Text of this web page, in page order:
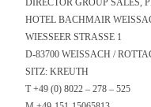
DIRECTOR GROUP SALES,
HOTEL BACHMAIR
WIESSEER STRASSE 1
D-83700 WEISSACH /
SITZ: KREUTH
T +49 (0) 8022 – 278 – 525